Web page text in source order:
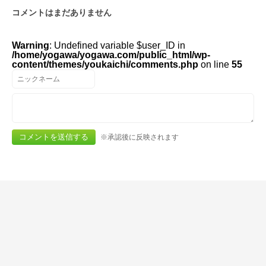
コメントはまだありません
Warning: Undefined variable $user_ID in
/home/yogawa/yogawa.com/public_html/wp-
content/themes/youkaichi/comments.php on line 55
※承認後に反映されます